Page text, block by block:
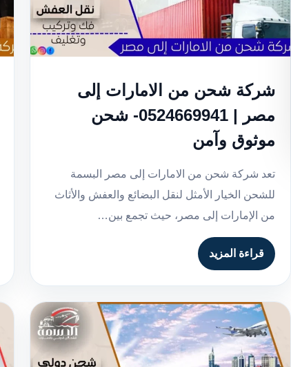
شركة شحن من الامارات إلى
مصر | 0524669941- شحن
موثوق وآمن
تعد شركة شحن من الامارات إلى مصر البسمة
للشحن الخيار الأمثل لنقل البضائع والعفش والأثاث
من الإمارات إلى مصر، حيث تجمع بين…
قراءة المزيد